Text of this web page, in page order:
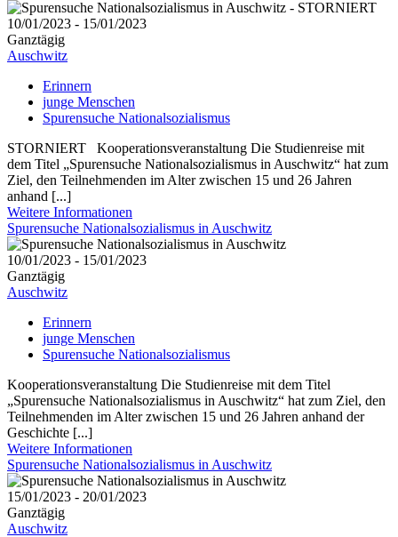
10/01/2023 - 15/01/2023
Ganztägig
Auschwitz
Erinnern
junge Menschen
Spurensuche Nationalsozialismus
STORNIERT Kooperationsveranstaltung Die Studienreise mit
dem Titel „Spurensuche Nationalsozialismus in Auschwitz“ hat zum
Ziel, den Teilnehmenden im Alter zwischen 15 und 26 Jahren
anhand [...]
Weitere Informationen
Spurensuche Nationalsozialismus in Auschwitz
10/01/2023 - 15/01/2023
Ganztägig
Auschwitz
Erinnern
junge Menschen
Spurensuche Nationalsozialismus
Kooperationsveranstaltung Die Studienreise mit dem Titel
„Spurensuche Nationalsozialismus in Auschwitz“ hat zum Ziel, den
Teilnehmenden im Alter zwischen 15 und 26 Jahren anhand der
Geschichte [...]
Weitere Informationen
Spurensuche Nationalsozialismus in Auschwitz
15/01/2023 - 20/01/2023
Ganztägig
Auschwitz